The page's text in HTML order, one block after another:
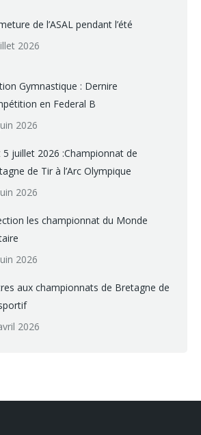
de l’ASAL pendant l’été
2026
Gymnastique : Dernire
en Federal B
2026
5 juillet 2026 :Championnat de
de Tir à l’Arc Olympique
2026
les championnat du Monde
2026
aux championnats de Bretagne de
2026